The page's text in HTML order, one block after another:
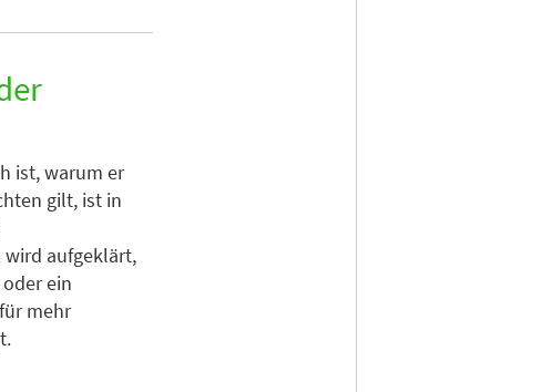
ist, warum er
gilt, ist in
wird aufgeklärt,
ein
mehr